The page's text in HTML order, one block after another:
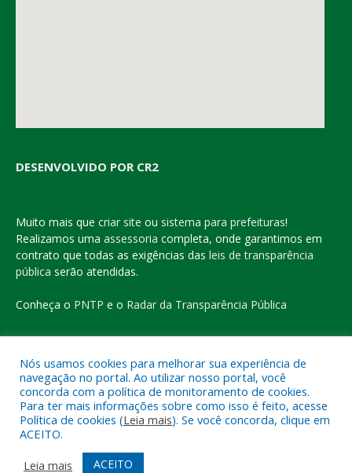
DESENVOLVIDO POR CR2
Muito mais que criar site ou sistema para prefeituras!
Realizamos uma assessoria completa, onde garantimos em
contrato que todas as exigências das leis de transparência
pública serão atendidas.
Conheça o PNTP e o Radar da Transparência Pública
Todos os direitos reservados a Prefeitura Municipal de Eldorado
do Carajás
Mapa do Site
Acessar o Webmail
Nós usamos cookies para melhorar sua experiência de
navegação no portal. Ao utilizar nosso portal, você
concorda com a política de monitoramento de cookies.
Para ter mais informações sobre como isso é feito, acesse
Política de cookies (Leia mais). Se você concorda, clique em
ACEITO.
Leia mais
ACEITO